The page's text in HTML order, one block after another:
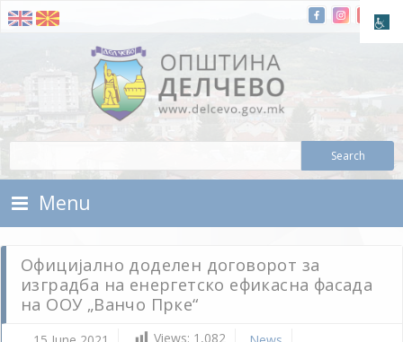
Skip To Content
Municipality of Delchevo
Menu
Официјално доделен договорот за
изградба на енергетско ефикасна фасада
на ООУ „Ванчо Прке“
Views: 1,082